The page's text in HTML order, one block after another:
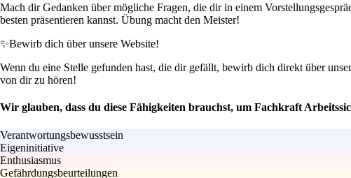
Mach dir Gedanken über mögliche Fragen, die dir in einem
besten präsentieren kannst. Übung macht den Meister!
✨Bewirb dich über unsere Website!
Wenn du eine Stelle gefunden hast, die dir gefällt, bewirb dich direkt über
von dir zu hören!
Wir glauben, dass du diese Fähigkeiten brauchst, um Fachkraft
Verantwortungsbewusstsein
Eigeninitiative
Enthusiasmus
Gefährdungsbeurteilungen